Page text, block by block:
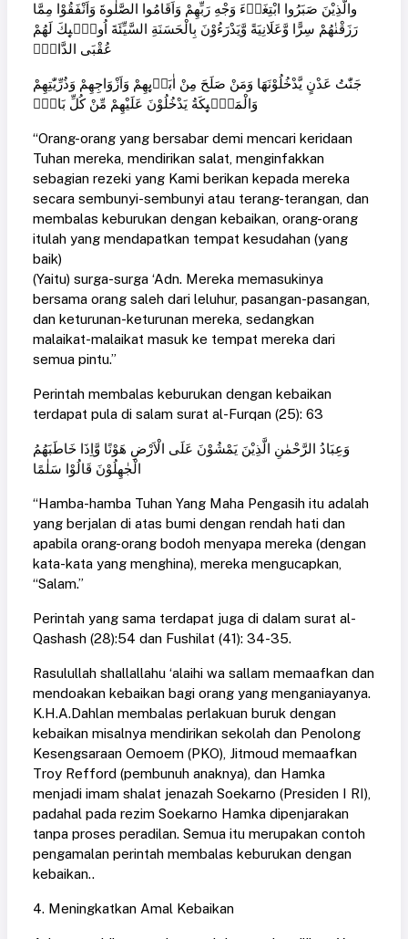
والَّذِيْنَ صَبَرُوا ابْتِغَاۤءَ وَجْهِ رَبِّهِمْ وَاَقَامُوا الصَّلٰوةَ وَاَنْفَقُوْا مِمَّا
رَزَقْنٰهُمْ سِرًّا وَّعَلَانِيَةً وَّيَدْرَءُوْنَ بِالْحَسَنَةِ السَّيِّئَةَ اُولٰۤىِٕكَ لَهُمْ
عُقْبَى الدَّارِۙ
جَنّٰتُ عَدْنٍ يَّدْخُلُوْنَهَا وَمَنْ صَلَحَ مِنْ اٰبَاۤىِٕهِمْ وَاَزْوَاجِهِمْ وَذُرِّيّٰتِهِمْ
وَالْمَلٰۤىِٕكَةُ يَدْخُلُوْنَ عَلَيْهِمْ مِّنْ كُلِّ بَابٍۚ
“Orang-orang yang bersabar demi mencari keridaan
Tuhan mereka, mendirikan salat, menginfakkan
sebagian rezeki yang Kami berikan kepada mereka
secara sembunyi-sembunyi atau terang-terangan, dan
membalas keburukan dengan kebaikan, orang-orang
itulah yang mendapatkan tempat kesudahan (yang
baik)
(Yaitu) surga-surga ‘Adn. Mereka memasukinya
bersama orang saleh dari leluhur, pasangan-pasangan,
dan keturunan-keturunan mereka, sedangkan
malaikat-malaikat masuk ke tempat mereka dari
semua pintu.”
Perintah membalas keburukan dengan kebaikan
terdapat pula di salam surat al-Furqan (25): 63
وَعِبَادُ الرَّحْمٰنِ الَّذِيْنَ يَمْشُوْنَ عَلَى الْاَرْضِ هَوْنًا وَّاِذَا خَاطَبَهُمُ
الْجٰهِلُوْنَ قَالُوْا سَلٰمًا
“Hamba-hamba Tuhan Yang Maha Pengasih itu adalah
yang berjalan di atas bumi dengan rendah hati dan
apabila orang-orang bodoh menyapa mereka (dengan
kata-kata yang menghina), mereka mengucapkan,
“Salam.”
Perintah yang sama terdapat juga di dalam surat al-
Qashash (28):54 dan Fushilat (41): 34-35.
Rasulullah shallallahu ‘alaihi wa sallam memaafkan dan
mendoakan kebaikan bagi orang yang menganiayanya.
K.H.A.Dahlan membalas perlakuan buruk dengan
kebaikan misalnya mendirikan sekolah dan Penolong
Kesengsaraan Oemoem (PKO), Jitmoud memaafkan
Troy Refford (pembunuh anaknya), dan Hamka
menjadi imam shalat jenazah Soekarno (Presiden I RI),
padahal pada rezim Soekarno Hamka dipenjarakan
tanpa proses peradilan. Semua itu merupakan contoh
pengamalan perintah membalas keburukan dengan
kebaikan..
4. Meningkatkan Amal Kebaikan